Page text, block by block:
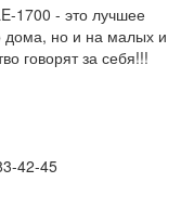
1700 - это лучшее
дома, но и на малых и
говорят за себя!!!
42-45